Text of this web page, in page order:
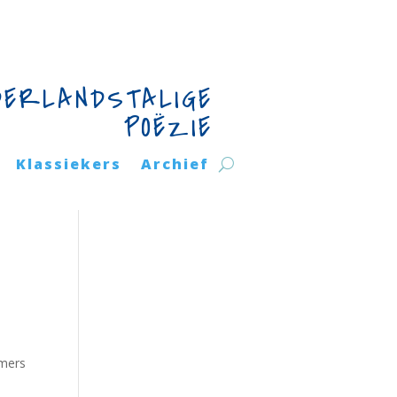
POËZIE
Klassiekers Archief